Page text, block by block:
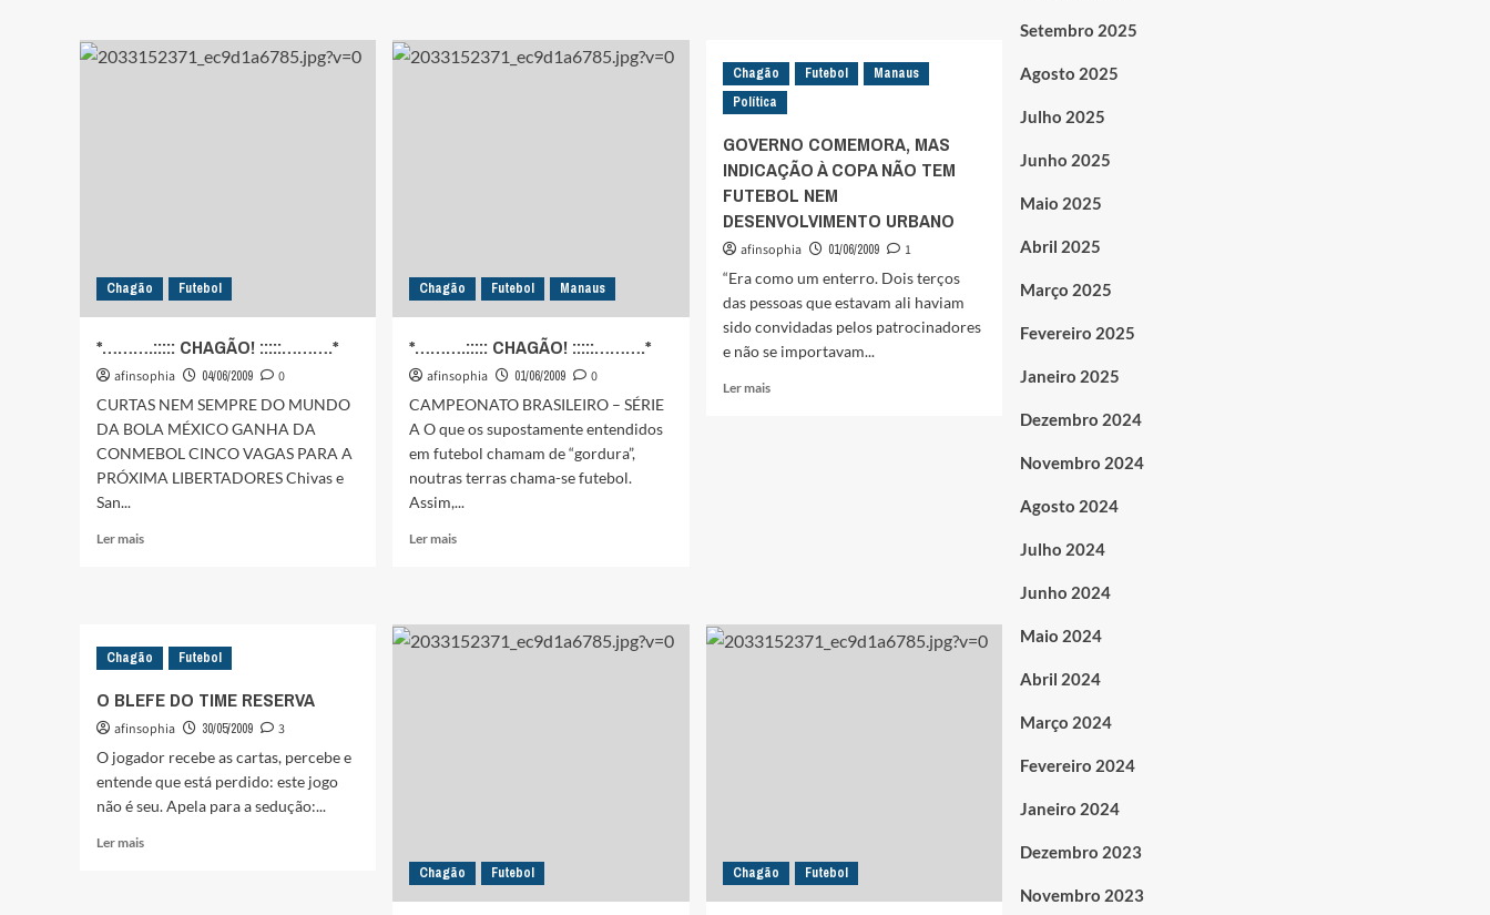
:::::
……….*
Chagão Futebol
*……….::::: CHAGÃO! :::::……….*
afinsophia 04/06/2009
0
CURTAS NEM SEMPRE DO MUNDO
DA BOLA MÉXICO GANHA DA
CONMEBOL CINCO VAGAS PARA A
PRÓXIMA LIBERTADORES Chivas e
San...
Ler maisLeia
……….*
Chagão Futebol Manaus
*……….::::: CHAGÃO! :::::……….*
afinsophia 01/06/2009
0
CAMPEONATO BRASILEIRO – SÉRIE
A O que os supostamente entendidos
em futebol chamam de “gordura”,
noutras terras chama-se futebol.
Assim,...
Ler maisLeia
:::::
Chagão Futebol
Manaus
Política
GOVERNO COMEMORA, MAS
INDICAÇÃO À COPA NÃO TEM
FUTEBOL NEM
DESENVOLVIMENTO URBANO
afinsophia 01/06/2009
1
“Era como um enterro. Dois terços
das pessoas que estavam ali haviam
sido convidadas pelos patrocinadores
e não se importavam...
Ler maisLeia
NEM
Chagão Futebol
O BLEFE DO TIME RESERVA
afinsophia 30/05/2009
3
O jogador recebe as cartas, percebe e
entende que está perdido: este jogo
não é seu. Apela para a sedução:...
Ler maisLeia
Chagão Futebol Chagão Futebol
Setembro 2025
Agosto 2025
Julho 2025
Junho 2025
Maio 2025
Abril 2025
Março 2025
Fevereiro 2025
Janeiro 2025
Dezembro 2024
Novembro 2024
Agosto 2024
Julho 2024
Junho 2024
Maio 2024
Abril 2024
Março 2024
Fevereiro 2024
Janeiro 2024
Dezembro 2023
Novembro 2023